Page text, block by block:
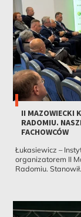
II MAZOWIECKI
RADOMIU.
FACHOWCÓW
Łukasiewicz –
organizatorem II
Radomiu.